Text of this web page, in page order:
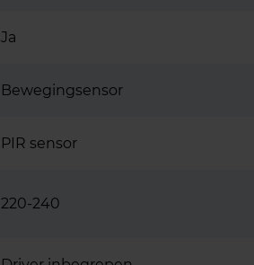
Ja
Bewegingsensor
PIR sensor
220-240